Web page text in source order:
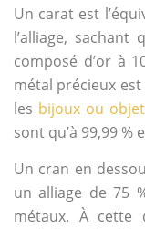
Un carat est
l’alliage,
composé d’or à
métal précieux
les bijoux ou
sont qu’à 99,99 %
Un cran en
un alliage de 75
métaux. À cette